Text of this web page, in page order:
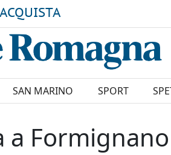
ACQUISTA
SAN MARINO SPORT